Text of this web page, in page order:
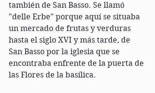
también de San Basso. Se llamó
"delle Erbe" porque aquí se situaba
un mercado de frutas y verduras
hasta el siglo XVI y más tarde, de
San Basso por la iglesia que se
encontraba enfrente de la puerta de
las Flores de la basílica.